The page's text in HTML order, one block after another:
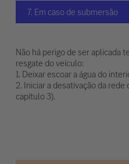
7. Em caso de submersão
Não há perigo de ser aplicada
resgate do veículo:
1. Deixar escoar a água do
2. Iniciar a desativação da
capítulo 3).